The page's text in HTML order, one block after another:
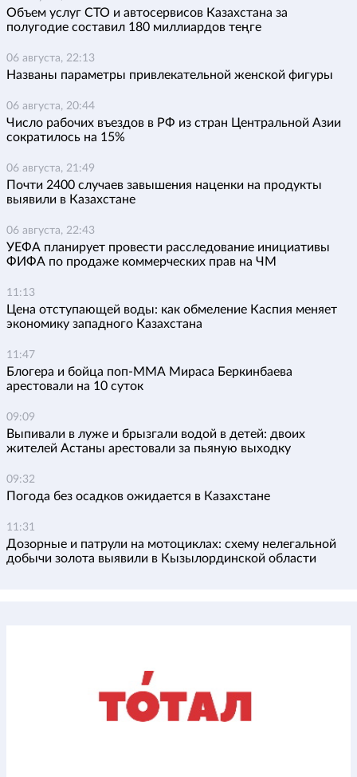
Объем услуг СТО и автосервисов Казахстана за
полугодие составил 180 миллиардов теңге
06 августа, 22:13
Названы параметры привлекательной женской фигуры
06 августа, 20:44
Число рабочих въездов в РФ из стран Центральной Азии
сократилось на 15%
06 августа, 21:49
Почти 2400 случаев завышения наценки на продукты
выявили в Казахстане
06 августа, 22:43
УЕФА планирует провести расследование инициативы
ФИФА по продаже коммерческих прав на ЧМ
11:13
Цена отступающей воды: как обмеление Каспия меняет
экономику западного Казахстана
11:47
Блогера и бойца поп-ММА Мираса Беркинбаева
арестовали на 10 суток
09:09
Выпивали в луже и брызгали водой в детей: двоих
жителей Астаны арестовали за пьяную выходку
09:32
Погода без осадков ожидается в Казахстане
11:31
Дозорные и патрули на мотоциклах: схему нелегальной
добычи золота выявили в Кызылординской области